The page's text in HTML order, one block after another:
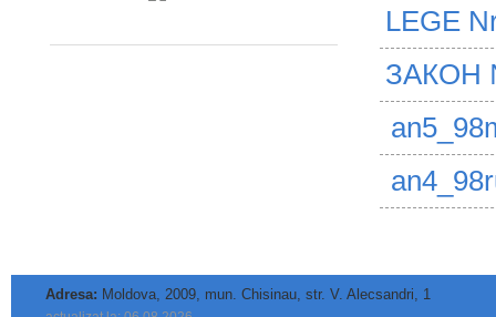
LEGE
ЗАКОН
Adresa: Moldova, 2009, mun. Chisinau, str. V. Alecsandri, 1